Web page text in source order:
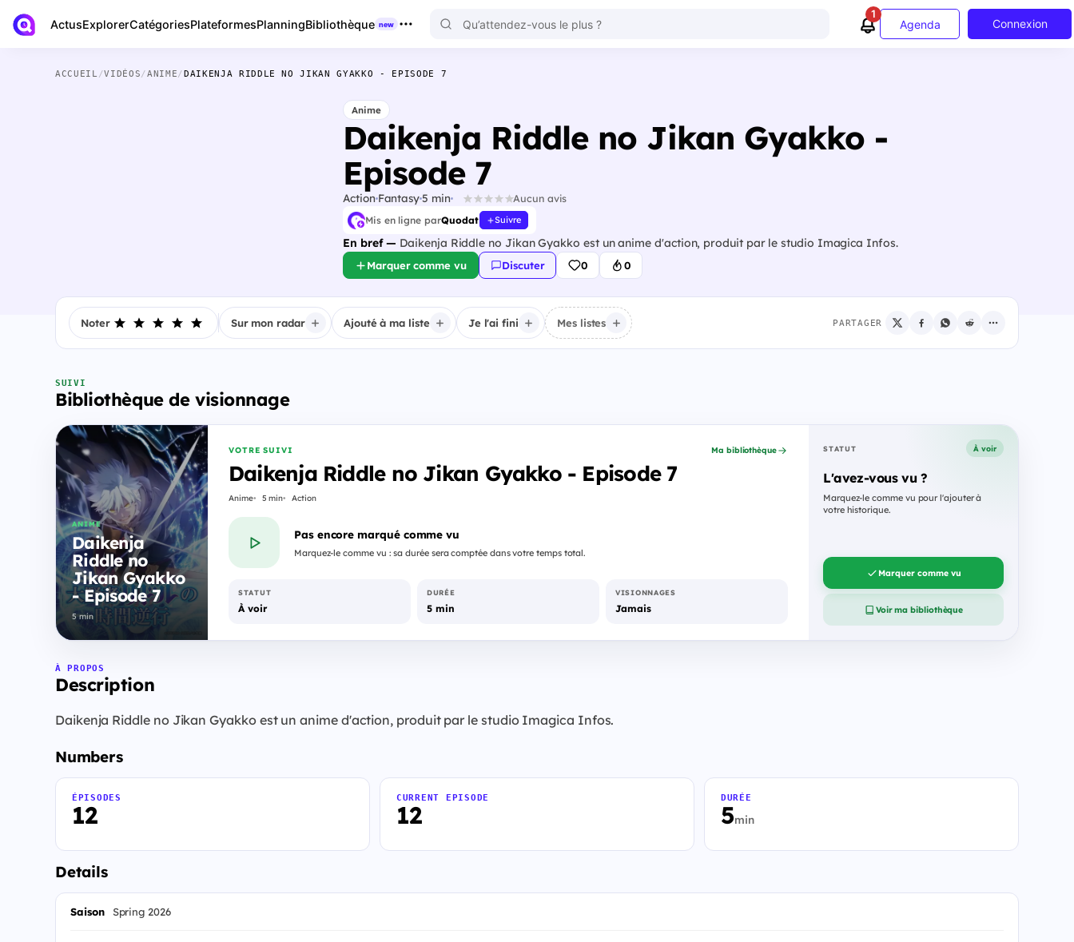
ActusExplorerCatégoriesPlateformesPlanningBibliothèque new
1
Agenda Connexion
ACCUEIL /VIDÉOS/ANIME/DAIKENJA RIDDLE NO JIKAN GYAKKO - EPISODE 7
Anime
Daikenja Riddle no Jikan Gyakko -
Episode 7
Action Fantasy5 min Aucun avis
Mis en ligne parQuodat Suivre
En bref — Daikenja Riddle no Jikan Gyakko est un anime d'action, produit par le studio Imagica Infos.
Marquer comme vu Discuter 0 0
Noter Sur mon radar Ajouté à ma liste Je l'ai fini Mes listes PARTAGER
SUIVI
Bibliothèque de visionnage
ANIME
Daikenja
Riddle no
Jikan Gyakko
- Episode 7
5 min
VOTRE SUIVI
Daikenja Riddle no Jikan Gyakko - Episode 7
Anime 5 min Action
Ma bibliothèque
Pas encore marqué comme vu
Marquez-le comme vu : sa durée sera comptée dans votre temps total.
STATUT
À voir
DURÉE
5 min
VISIONNAGES
Jamais
STATUT À voir
L'avez-vous vu ?
Marquez-le comme vu pour l'ajouter à
votre historique.
Marquer comme vu
Voir ma bibliothèque
À PROPOS
Description
Daikenja Riddle no Jikan Gyakko est un anime d'action, produit par le studio Imagica Infos.
Numbers
12
ÉPISODES
12
CURRENT EPISODE
5min
DURÉE
Details
Saison Spring 2026